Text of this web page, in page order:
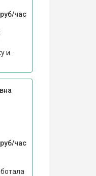
час
час